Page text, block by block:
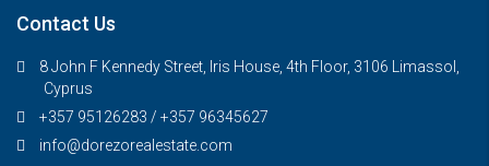
Contact Us
8 John F Kennedy Street, Iris House, 4th Floor, 3106 Limassol,
Cyprus
+357 95126283 / +357 96345627
info@dorezorealestate.com